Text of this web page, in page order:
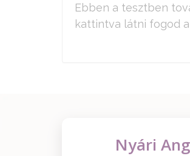
Ebben a tesztben
kattintva látni fogod
Nyári